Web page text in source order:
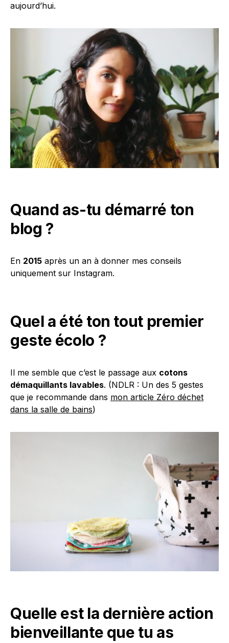
aujourd’hui.
Quand as-tu démarré ton
blog ?
En 2015 après un an à donner mes conseils
uniquement sur Instagram.
Quel a été ton tout premier
geste écolo ?
Il me semble que c’est le passage aux cotons
démaquillants lavables. (NDLR : Un des 5 gestes
que je recommande dans mon article Zéro déchet
dans la salle de bains)
Quelle est la dernière action
bienveillante que tu as